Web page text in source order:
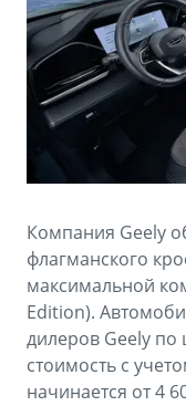
MONJARO
от 4 349 990 ₽*
Аксессуары
ФИНАНСЫ И УСЛУГИ
Автокредит
GEELY Лизинг
Советы по
Спецпредложения
ПОДДЕРЖКА
Помощь на дорогах
Сервисная книжка
Вопросы и ответы
Компания Geely
флагманского
максимальной
Edition).
дилеров Geely по
стоимость с
начинается от 4